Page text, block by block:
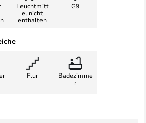
Leuchtmitt
el nicht
enthalten
G9
Flur
Badezimme
r